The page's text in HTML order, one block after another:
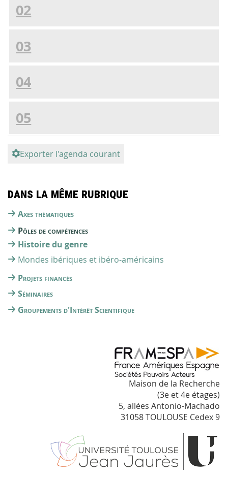
02
03
04
05
Exporter l'agenda courant
Dans la même rubrique
Axes thématiques
Pôles de compétences
Histoire du genre
Mondes ibériques et ibéro-américains
Projets financés
Séminaires
Groupements d'Intérêt Scientifique
Maison de la Recherche
(3e et 4e étages)
5, allées Antonio-Machado
31058 TOULOUSE Cedex 9